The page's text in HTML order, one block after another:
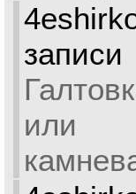
записи
или